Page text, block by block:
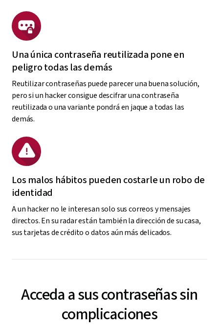
Una única contraseña reutilizada pone en
peligro todas las demás
Reutilizar contraseñas puede parecer una buena solución,
pero si un hacker consigue descifrar una contraseña
reutilizada o una variante pondrá en jaque a todas las
demás.
Los malos hábitos pueden costarle un robo de
identidad
A un hacker no le interesan solo sus correos y mensajes
directos. En su radar están también la dirección de su casa,
sus tarjetas de crédito o datos aún más delicados.
Acceda a sus contraseñas sin
complicaciones